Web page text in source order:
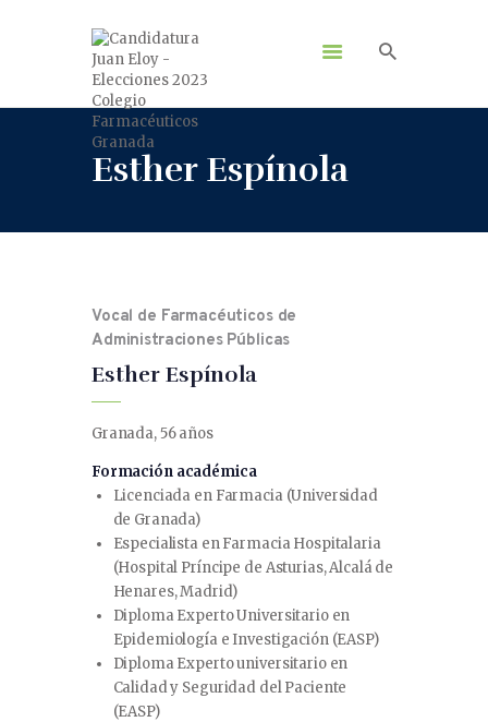
Esther Espínola
Vocal de Farmacéuticos de
Administraciones Públicas
Esther Espínola
Granada, 56 años
Formación académica
Licenciada en Farmacia (Universidad
de Granada)
Especialista en Farmacia Hospitalaria
(Hospital Príncipe de Asturias, Alcalá de
Henares, Madrid)
Diploma Experto Universitario en
Epidemiología e Investigación (EASP)
Diploma Experto universitario en
Calidad y Seguridad del Paciente
(EASP)